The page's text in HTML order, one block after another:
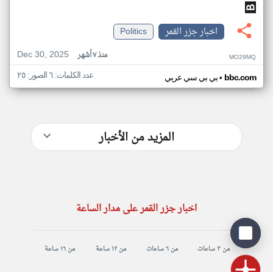
اخبار جزر القمر
Politics
Dec 30, 2025
منذ ٧ أشهر MO29MQ
بي بي سي عربي• bbc.com عدد الكلمات: ٦ الصور: ٢٥
المزيد من الأخبار
اخبار جزر القمر على مدار الساعة
من ٣ ساعات من ٦ ساعات من ١٢ ساعة من ١٦ ساعة